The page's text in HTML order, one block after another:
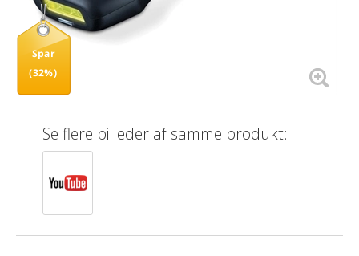
Spar
(32%)
Se flere billeder af samme produkt: